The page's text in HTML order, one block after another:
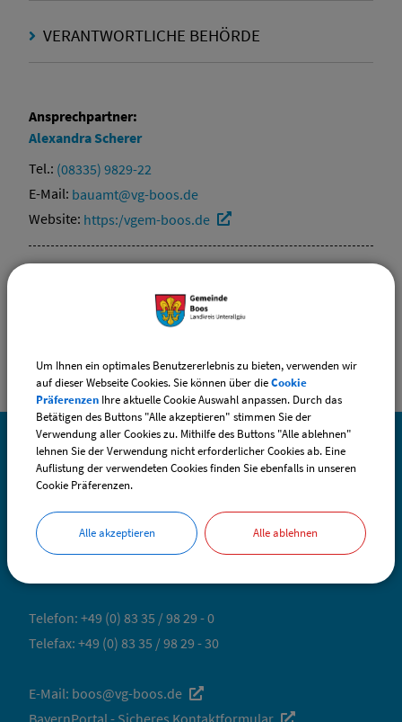
VERANTWORTLICHE BEHÖRDE
Ansprechpartner:
AlexandraScherer
Tel.: (08335) 9829-22
E-Mail: bauamt@vg-boos.de
Website: https:/vgem-boos.de
SO ERREICHEN SIE UNS
Gemeinde Boos
Fuggerstraße 3
Telefon: +49 (0) 83 35 / 98 29 - 0
Telefax: +49 (0) 83 35 / 98 29 - 30
E-Mail: boos@vg-boos.de
BayernPortal - Sicheres Kontaktformular
Um Ihnen ein optimales Benutzererlebnis zu bieten, verwenden wir
auf dieser Webseite Cookies. Sie können über dieCookie
Präferenzen Ihre aktuelle Cookie Auswahl anpassen. Durch das
Betätigen des Buttons "Alle akzeptieren" stimmen Sie der
Verwendung aller Cookies zu. Mithilfe des Buttons "Alle ablehnen"
lehnen Sie der Verwendung nicht erforderlicher Cookies ab. Eine
Auflistung der verwendeten Cookies finden Sie ebenfalls in unseren
Cookie Präferenzen.
Alle akzeptieren Alle ablehnen